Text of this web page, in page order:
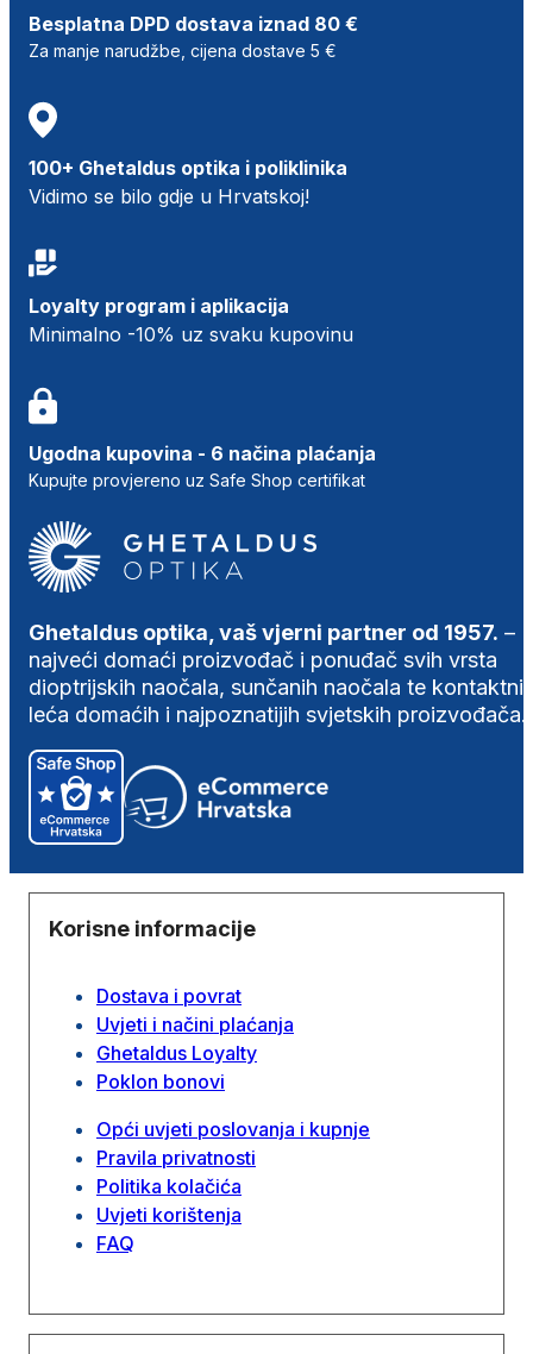
Besplatna DPD dostava iznad 80 €
Za manje narudžbe, cijena dostave 5 €
100+ Ghetaldus optika i poliklinika
Vidimo se bilo gdje u Hrvatskoj!
Loyalty program i aplikacija
Minimalno -10% uz svaku kupovinu
Ugodna kupovina - 6 načina plaćanja
Kupujte provjereno uz Safe Shop certifikat
Ghetaldus optika, vaš vjerni partner od 1957. –
najveći domaći proizvođač i ponuđač svih vrsta
dioptrijskih naočala, sunčanih naočala te
leća domaćih i najpoznatijih svjetskih proizvođača.
Korisne informacije
Dostava i povrat
Uvjeti i načini plaćanja
Ghetaldus Loyalty
Poklon bonovi
Opći uvjeti poslovanja i kupnje
Pravila privatnosti
Politika kolačića
Uvjeti korištenja
FAQ